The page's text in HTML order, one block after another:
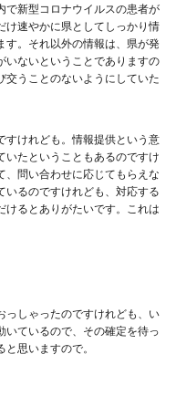
で新型コロナウイルスの患者が
け速やかに県としてしっかり情
す。それ以外の情報は、県が発
いないということでありますの
交うことのないようにしていた
けれども。情報提供という意
いたということもあるのですけ
、問い合わせに応じてもらえな
いるのですけれども、対応する
けるとありがたいです。これは
しゃったのですけれども、い
いているので、その確定を待っ
思いますので。